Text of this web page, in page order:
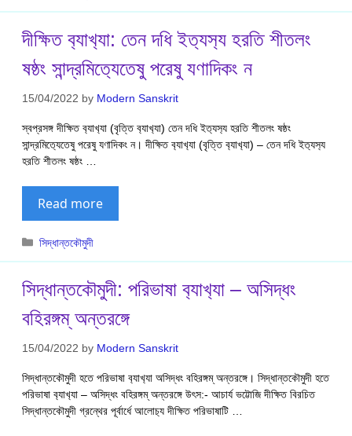
দীক্ষিত ব‍্যাখ‍্যা: তেন দধি ইত‍্যস‍্য হরতি শীতলং
ষষ্ঠং সান্দ্রমিত‍্যেতেষু পরেষু যণাদিকং ন
15/04/2022 by Modern Sanskrit
স্বপ্রসঙ্গ দীক্ষিত ব‍্যাখ‍্যা (বৃত্তি ব‍্যাখ‍্যা) তেন দধি ইত‍্যস‍্য হরতি শীতলং ষষ্ঠং
সান্দ্রমিত‍্যেতেষু পরেষু যণাদিকং ন। দীক্ষিত ব‍্যাখ‍্যা (বৃত্তি ব‍্যাখ‍্যা) – তেন দধি ইত‍্যস‍্য
হরতি শীতলং ষষ্ঠং …
Read more
Categories
সিদ্ধান্তকৌমুদী
সিদ্ধান্তক‍ৌমুদী: পরিভাষা ব‍্যাখ‍্যা – অসিদ্ধং
বহিরঙ্গম্ অন্তরঙ্গে
15/04/2022 by Modern Sanskrit
সিদ্ধান্তক‍ৌমুদী হতে পরিভাষা ব‍্যাখ‍্যা অসিদ্ধং বহিরঙ্গম্ অন্তরঙ্গে। সিদ্ধান্তক‍ৌমুদী হতে
পরিভাষা ব‍্যাখ‍্যা – অসিদ্ধং বহিরঙ্গম্ অন্তরঙ্গে উৎস:- আচার্য ভট্টোজি দীক্ষিত বিরচিত
সিদ্ধান্তক‍ৌমুদী গ্রন্থের পূর্বার্ধে আলোচ‍্য দীক্ষিত পরিভাষাটি …